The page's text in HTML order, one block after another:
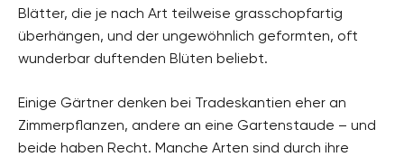
Humus
humusreich
Giftig
Pflanzenfamilien
Commelinagewächse, Commelinaceae
Blätter, die je nach Art teilweise grasschopfartig
überhängen, und der ungewöhnlich geformten, oft
wunderbar duftenden Blüten beliebt.
Einige Gärtner denken bei Tradeskantien eher an
Zimmerpflanzen, andere an eine Gartenstaude – und
beide haben Recht. Manche Arten sind durch ihre